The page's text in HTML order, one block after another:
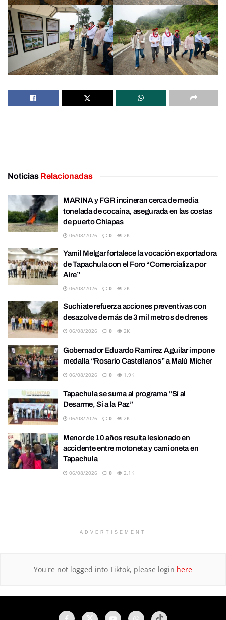
Noticias Relacionadas
MARINA y FGR incineran cerca de media
tonelada de cocaína, asegurada en las costas
de puerto Chiapas
06/08/2026 0 2K
Yamil Melgar fortalece la vocación exportadora
de Tapachula con el Foro “Comercializa por
Aire”
06/08/2026 0 2K
Suchiate refuerza acciones preventivas con
desazolve de más de 3 mil metros de drenes
06/08/2026 0 2K
Gobernador Eduardo Ramírez Aguilar impone
medalla “Rosario Castellanos” a Malú Mícher
06/08/2026 0 1.9K
Tapachula se suma al programa “Sí al
Desarme, Sí a la Paz”
06/08/2026 0 2K
Menor de 10 años resulta lesionado en
accidente entre motoneta y camioneta en
Tapachula
06/08/2026 0 2.1K
ADVERTISEMENT
You're not logged into Tiktok, please login here